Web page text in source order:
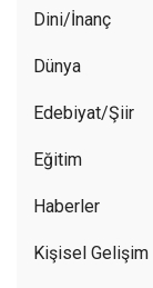
Dini/İnanç
Dünya
Edebiyat/Şiir
Eğitim
Haberler
Kişisel Gelişim